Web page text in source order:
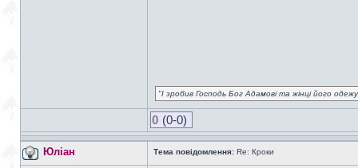
"І зробив Господь Бог Адамові та жінці його
0 (0-0)
Юліан Тема повідомлення: Re: Кроки